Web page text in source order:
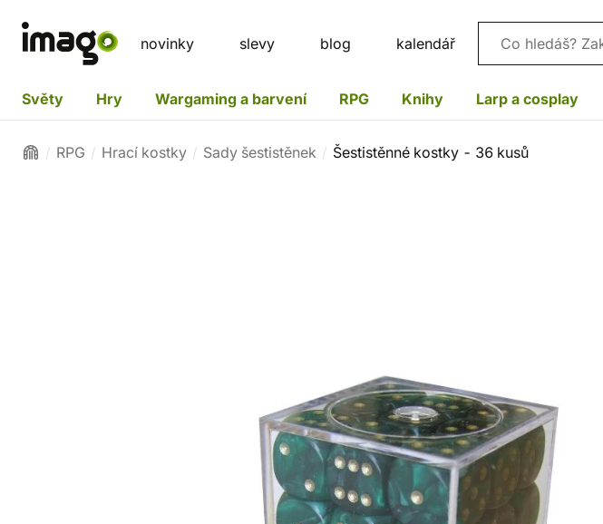
novinky slevy blog kalendář Vyhledávání
Světy Hry Wargaming a barvení RPG Knihy Larp a cosplay
RPG Hrací kostky Sady šestistěnek Šestistěnné kostky - 36 kusů